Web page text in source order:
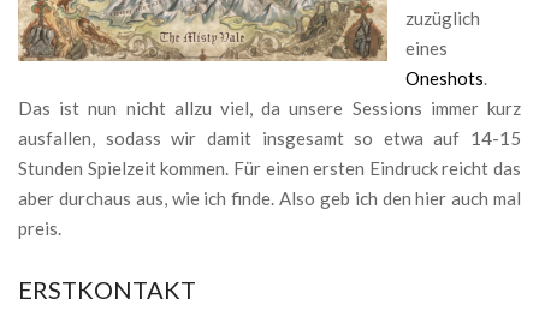
zuzüglich
eines
Oneshots
Das ist nun nicht allzu viel, da unsere Sessions immer kurz
ausfallen, sodass wir damit insgesamt so etwa auf 14-15
Stunden Spielzeit kommen. Für einen ersten Eindruck reicht das
aber durchaus aus, wie ich finde. Also geb ich den hier auch mal
preis.
ERSTKONTAKT